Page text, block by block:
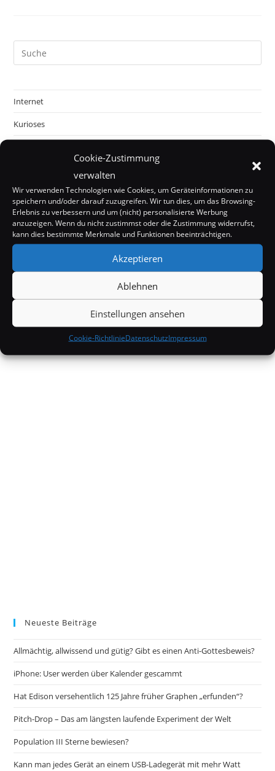
Cookie-Zustimmung
verwalten
Wir verwenden Technologien wie Cookies, um Geräteinformationen zu
speichern und/oder darauf zuzugreifen. Wir tun dies, um das Browsing-
Erlebnis zu verbessern und um (nicht) personalisierte Werbung
anzuzeigen. Wenn du nicht zustimmst oder die Zustimmung widerrufst,
kann dies bestimmte Merkmale und Funktionen beeinträchtigen.
Akzeptieren
Ablehnen
Einstellungen ansehen
Cookie-RichtlinieDatenschutzImpressum
Internet
Kurioses
Politik & Gesellschaft
Tecknik
Unterhaltung
Neueste Beiträge
Allmächtig, allwissend und gütig? Gibt es einen Anti-Gottesbeweis?
iPhone: User werden über Kalender gescammt
Hat Edison versehentlich 125 Jahre früher Graphen „erfunden“?
Pitch-Drop – Das am längsten laufende Experiment der Welt
Population III Sterne bewiesen?
Kann man jedes Gerät an einem USB-Ladegerät mit mehr Watt